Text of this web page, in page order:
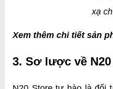
xạ
Xem thêm chi tiết sản
3. Sơ lược về